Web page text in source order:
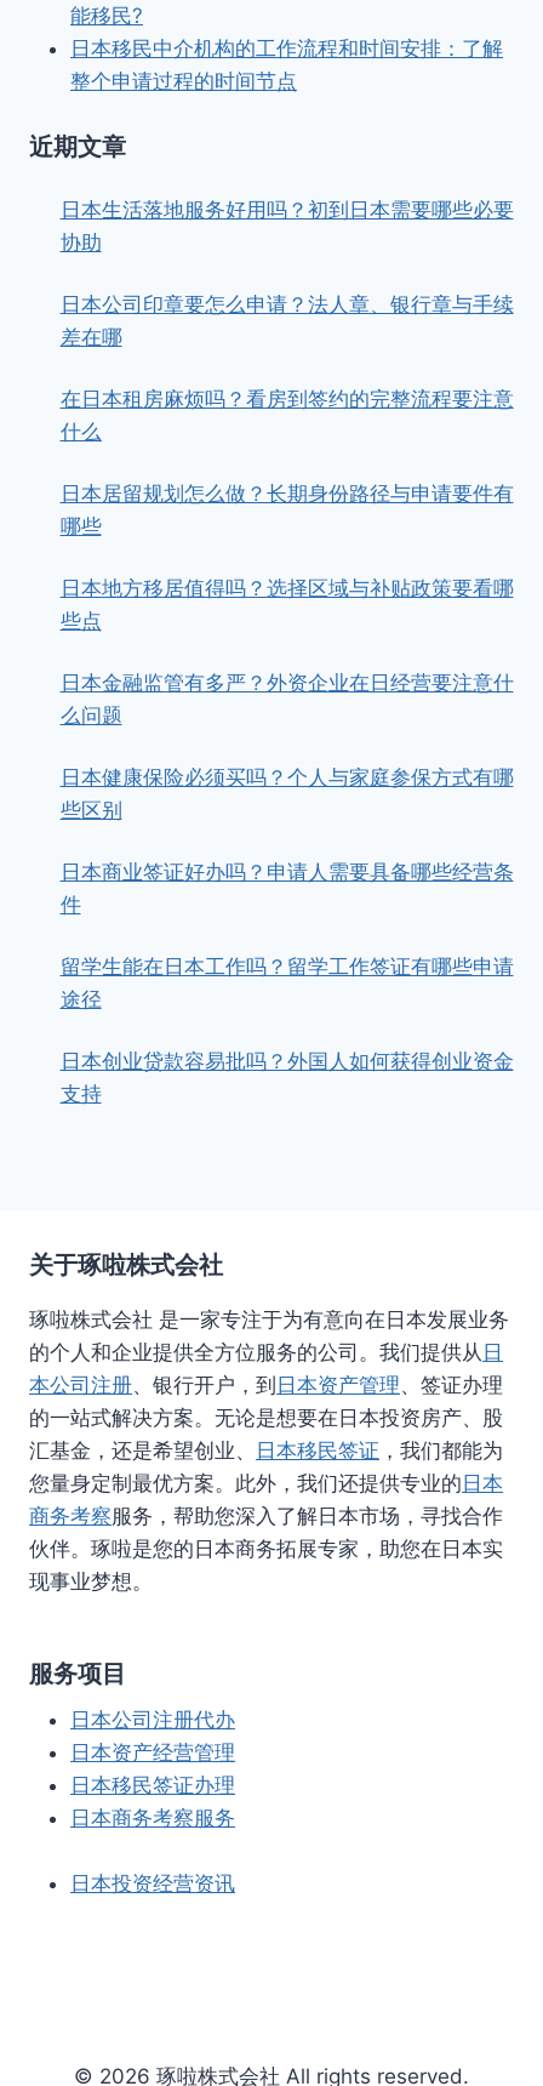
能移民?
日本移民中介机构的工作流程和时间安排：了解
整个申请过程的时间节点
近期文章
日本生活落地服务好用吗？初到日本需要哪些必要
协助
日本公司印章要怎么申请？法人章、银行章与手续
差在哪
在日本租房麻烦吗？看房到签约的完整流程要注意
什么
日本居留规划怎么做？长期身份路径与申请要件有
哪些
日本地方移居值得吗？选择区域与补贴政策要看哪
些点
日本金融监管有多严？外资企业在日经营要注意什
么问题
日本健康保险必须买吗？个人与家庭参保方式有哪
些区别
日本商业签证好办吗？申请人需要具备哪些经营条
件
留学生能在日本工作吗？留学工作签证有哪些申请
途径
日本创业贷款容易批吗？外国人如何获得创业资金
支持
关于琢啦株式会社
琢啦株式会社 是一家专注于为有意向在日本发展业务
的个人和企业提供全方位服务的公司。我们提供从 日
本公司注册、银行开户，到日本资产管理、签证办理
的一站式解决方案。无论是想要在日本投资房产、股
汇基金，还是希望创业、 日本移民签证 ，我们都能为
您量身定制最优方案。此外，我们还提供专业的日本
商务考察服务，帮助您深入了解日本市场，寻找合作
伙伴。琢啦是您的日本商务拓展专家，助您在日本实
现事业梦想。
服务项目
日本公司注册代办
日本资产经营管理
日本移民签证办理
日本商务考察服务
日本投资经营资讯
© 2026 琢啦株式会社 All rights reserved.